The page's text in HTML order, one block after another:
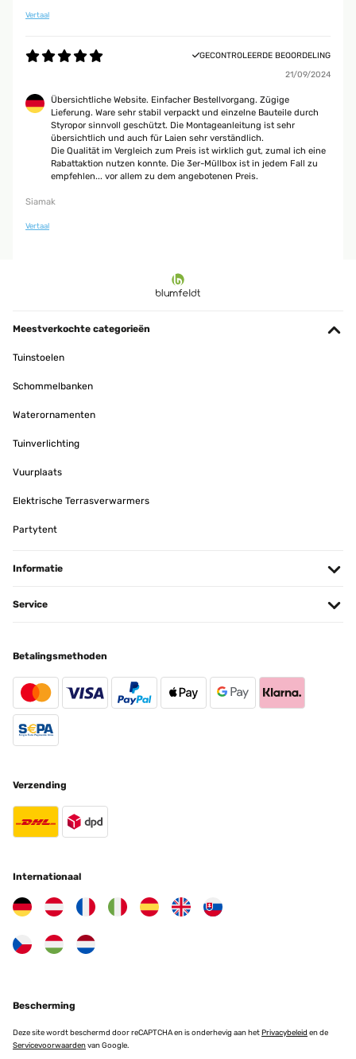
Vertaal
GECONTROLEERDE BEOORDELING
21/09/2024
Übersichtliche Website. Einfacher Bestellvorgang. Zügige
Lieferung. Ware sehr stabil verpackt und einzelne Bauteile durch
Styropor sinnvoll geschützt. Die Montageanleitung ist sehr
übersichtlich und auch für Laien sehr verständlich.
Die Qualität im Vergleich zum Preis ist wirklich gut, zumal ich eine
Rabattaktion nutzen konnte. Die 3er-Müllbox ist in jedem Fall zu
empfehlen... vor allem zu dem angebotenen Preis.
Siamak
Vertaal
Meestverkochte categorieën
Tuinstoelen
Schommelbanken
Waterornamenten
Tuinverlichting
Vuurplaats
Elektrische Terrasverwarmers
Partytent
Informatie
Service
Betalingsmethoden
Verzending
Internationaal
Bescherming
Deze site wordt beschermd door reCAPTCHA en is onderhevig aan hetPrivacybeleid en de
Servicevoorwaardenvan Google.